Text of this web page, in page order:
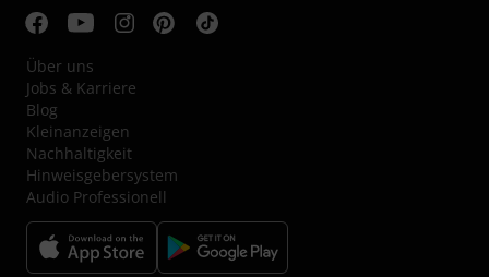
Über uns
Jobs & Karriere
Blog
Kleinanzeigen
Nachhaltigkeit
Hinweisgebersystem
Audio Professionell